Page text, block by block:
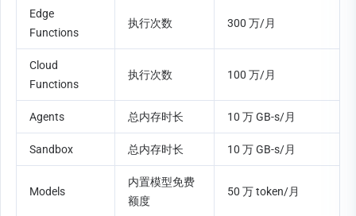
Edge
Functions
执行次数 300 万/月
Cloud
Functions
执行次数 100 万/月
Agents 总内存时长 10 万 GB-s/月
Sandbox 总内存时长 10 万 GB-s/月
Models
内置模型免费
额度
50 万 token/月